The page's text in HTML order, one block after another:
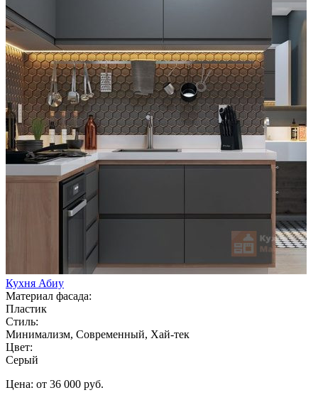
Кухня Абиу
Материал фасада:
Пластик
Стиль:
Минимализм, Современный, Хай-тек
Цвет:
Серый
Цена: от 36 000 руб.